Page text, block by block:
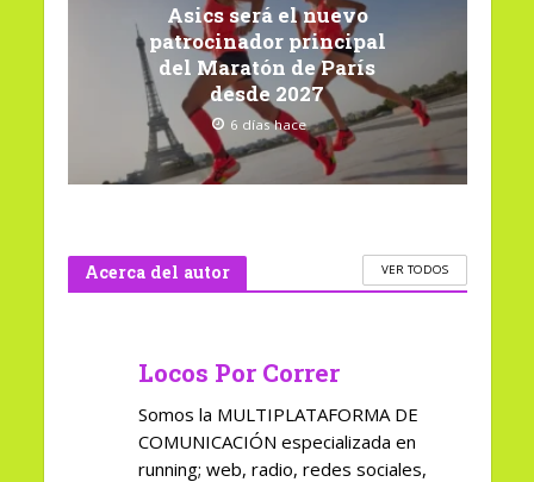
Asics será el nuevo
patrocinador principal
del Maratón de París
desde 2027
6 días hace
Acerca del autor VER TODOS
Locos Por Correr
Somos la MULTIPLATAFORMA DE
COMUNICACIÓN especializada en
running; web, radio, redes sociales,